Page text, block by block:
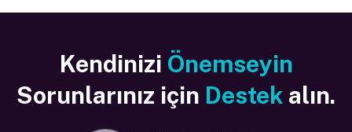
Kendinizi Önemseyin
Sorunlarınız için Destek alın.